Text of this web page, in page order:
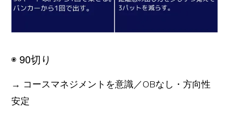
◉ 90切り
→ コースマネジメントを意識／OBなし・方向性
安定